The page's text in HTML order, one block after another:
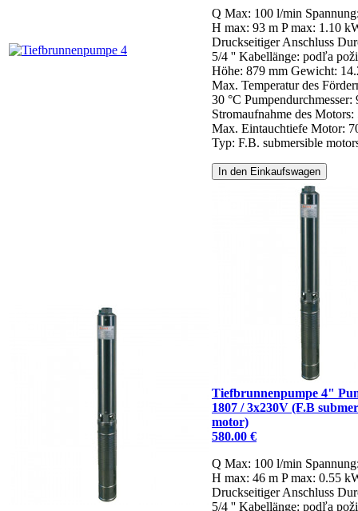
Q Max: 100 l/min
H max: 93 m P max: 1.10
Druckseitiger Anschluss
5/4 '' Kabellänge: podľa
Höhe: 879 mm Gewicht:
Max. Temperatur des
30 °C Pumpendurchmesser:
Stromaufnahme des Motors:
Max. Eintauchtiefe Motor:
Typ: F.B. submersible
In den Einkaufswagen
Tiefbrunnenpumpe 4"
1807 / 3x230V (F.B
motor)
580.00 €
Q Max: 100 l/min
H max: 46 m P max: 0.55
Druckseitiger Anschluss
5/4 '' Kabellänge: podľa